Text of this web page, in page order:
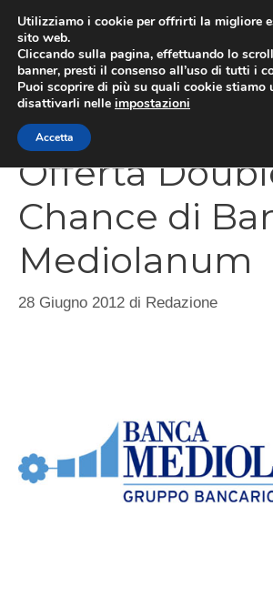
contenuto
Offerta
Chance di
Mediolanum
28 Giugno 2012 di Redazione
Utilizziamo i cookie per offrirti la migliore
sito web.
Cliccando sulla pagina, effettuando lo
banner, presti il consenso all’uso di tutti i
Puoi scoprire di più su quali cookie stiamo
disattivarli nelle impostazioni
Accetta